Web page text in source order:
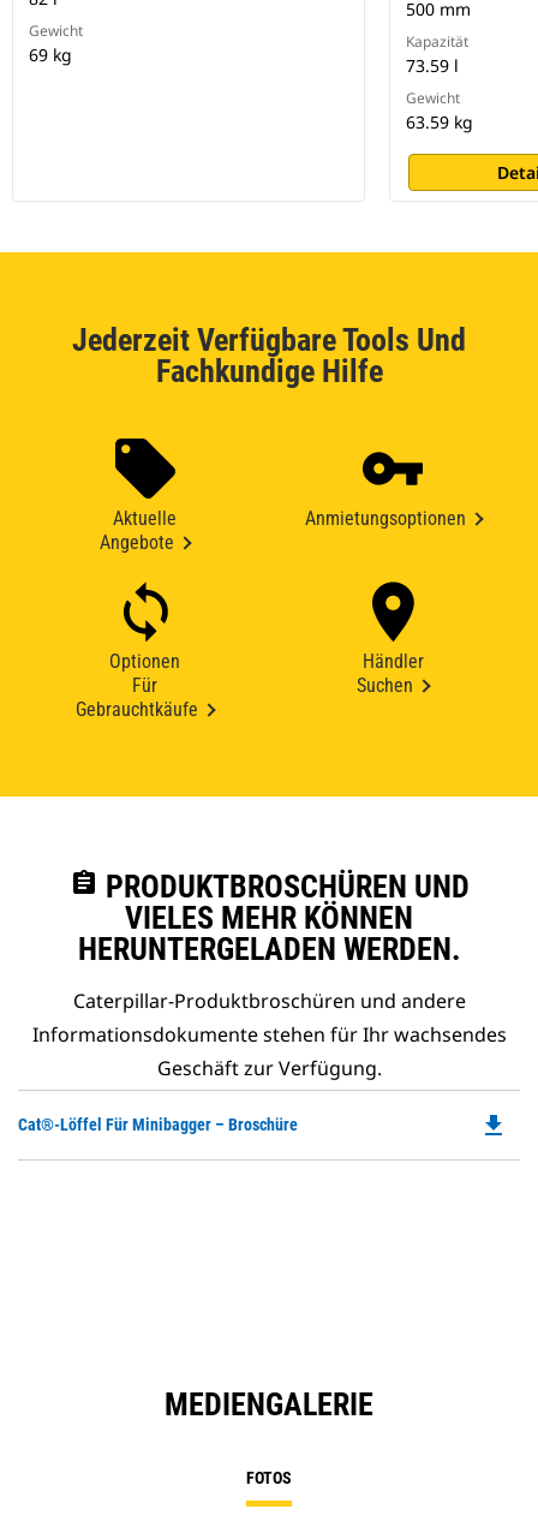
Gewicht
69 kg
500 mm
Kapazität
73.59 l
Gewicht
63.59 kg
Jederzeit Verfügbare Tools Und
Fachkundige Hilfe
Aktuelle
Angebote
Anmietungsoptionen
Optionen
Für
Gebrauchtkäufe
Händler
Suchen
assignment PRODUKTBROSCHÜREN UND
VIELES MEHR KÖNNEN
HERUNTERGELADEN WERDEN.
Caterpillar-Produktbroschüren und andere
Informationsdokumente stehen für Ihr wachsendes
Geschäft zur Verfügung.
Cat®-Löffel Für Minibagger – Broschüre file_download
MEDIENGALERIE
FOTOS